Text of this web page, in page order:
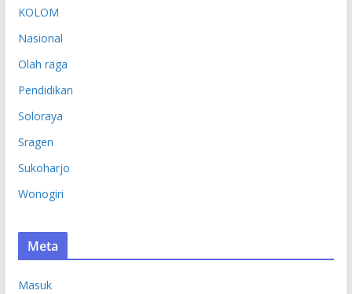
KOLOM
Nasional
Olah raga
Pendidikan
Soloraya
Sragen
Sukoharjo
Wonogiri
Meta
Masuk